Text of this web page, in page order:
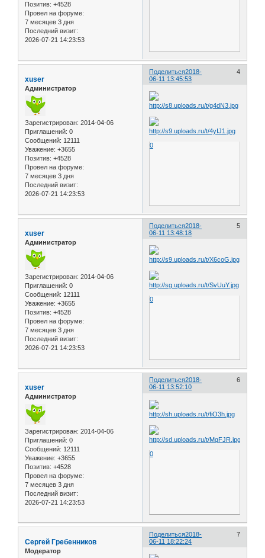
Позитив: +4528
Провел на форуме:
7 месяцев 3 дня
Последний визит:
2026-07-21 14:23:53
Поделиться 4
2018-
06-11 13:45:53
xuser
Администратор
Зарегистрирован: 2014-04-06
Приглашений: 0
Сообщений: 12111
Уважение: +3655
Позитив: +4528
Провел на форуме:
7 месяцев 3 дня
Последний визит:
2026-07-21 14:23:53
0
Поделиться 5
2018-
06-11 13:48:18
xuser
Администратор
Зарегистрирован: 2014-04-06
Приглашений: 0
Сообщений: 12111
Уважение: +3655
Позитив: +4528
Провел на форуме:
7 месяцев 3 дня
Последний визит:
2026-07-21 14:23:53
0
Поделиться 6
2018-
06-11 13:52:10
xuser
Администратор
Зарегистрирован: 2014-04-06
Приглашений: 0
Сообщений: 12111
Уважение: +3655
Позитив: +4528
Провел на форуме:
7 месяцев 3 дня
Последний визит:
2026-07-21 14:23:53
0
Поделиться 7
2018-
06-11 18:22:24
Сергей Гребенников
Модератор